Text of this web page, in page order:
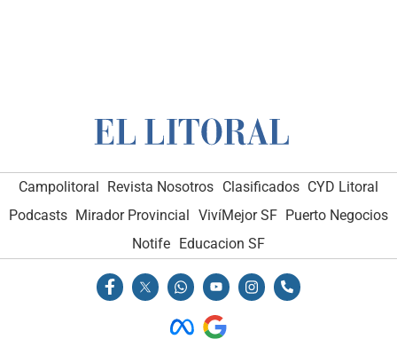
Campolitoral Revista Nosotros Clasificados CYD Litoral
Podcasts Mirador Provincial VivíMejor SF Puerto Negocios
Notife
Educacion SF